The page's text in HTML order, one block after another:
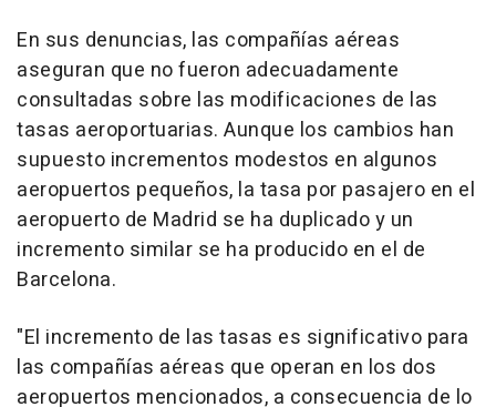
En sus denuncias, las compañías aéreas
aseguran que no fueron adecuadamente
consultadas sobre las modificaciones de las
tasas aeroportuarias. Aunque los cambios han
supuesto incrementos modestos en algunos
aeropuertos pequeños, la tasa por pasajero en el
aeropuerto de Madrid se ha duplicado y un
incremento similar se ha producido en el de
Barcelona.
"El incremento de las tasas es significativo para
las compañías aéreas que operan en los dos
aeropuertos mencionados, a consecuencia de lo